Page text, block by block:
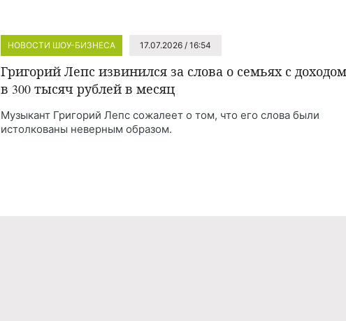
НОВОСТИ ШОУ-БИЗНЕСА 17.07.2026 / 16:54
Григорий Лепс извинился за слова о семьях с доходом
в 300 тысяч рублей в месяц
Музыкант Григорий Лепс сожалеет о том, что его слова были
истолкованы неверным образом.